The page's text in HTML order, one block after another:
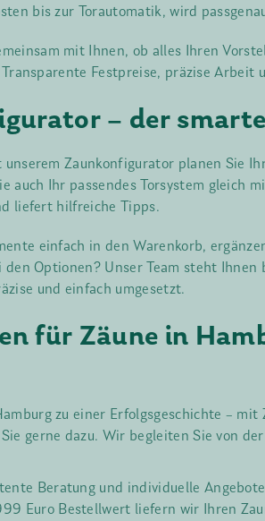
bis zur Torautomatik, wird
mit Ihnen, ob alles Ihren
Festpreise, präzise
– der
Zaunkonfigurator planen Sie
auch Ihr passendes Torsystem
liefert hilfreiche Tipps.
einfach in den Warenkorb,
Optionen? Unser Team steht
und einfach umgesetzt.
für Zäune in
zu einer Erfolgsgeschichte –
gerne dazu. Wir begleiten Sie von
Beratung und individuelle
Euro Bestellwert liefern wir Ihren